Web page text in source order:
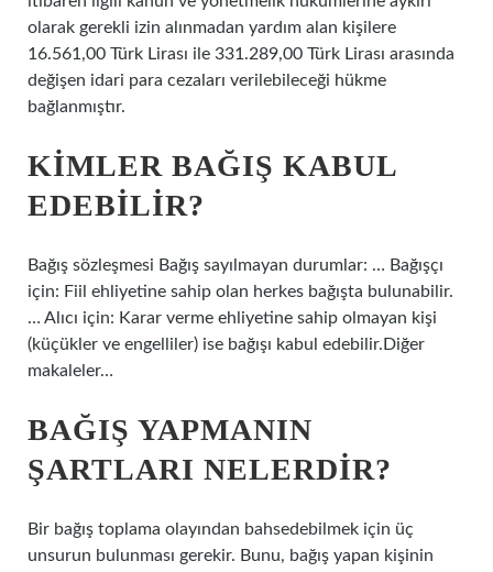
olarak gerekli izin alınmadan yardım alan kişilere
16.561,00 Türk Lirası ile 331.289,00 Türk Lirası arasında
değişen idari para cezaları verilebileceği hükme
bağlanmıştır.
KIMLER BAĞIŞ KABUL
EDEBILIR?
Bağış sözleşmesi Bağış sayılmayan durumlar: … Bağışçı
için: Fiil ehliyetine sahip olan herkes bağışta bulunabilir.
… Alıcı için: Karar verme ehliyetine sahip olmayan kişi
(küçükler ve engelliler) ise bağışı kabul edebilir.Diğer
makaleler…
BAĞIŞ YAPMANIN
ŞARTLARI NELERDIR?
Bir bağış toplama olayından bahsedebilmek için üç
unsurun bulunması gerekir. Bunu, bağış yapan kişinin